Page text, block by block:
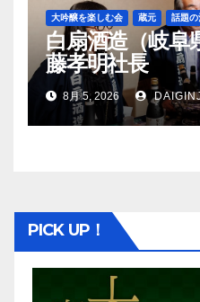
大吟醸を楽しむ会 蔵元 話題の
白扇酒造（岐阜
藤孝明社長
8月 5, 2026
PICK UP！